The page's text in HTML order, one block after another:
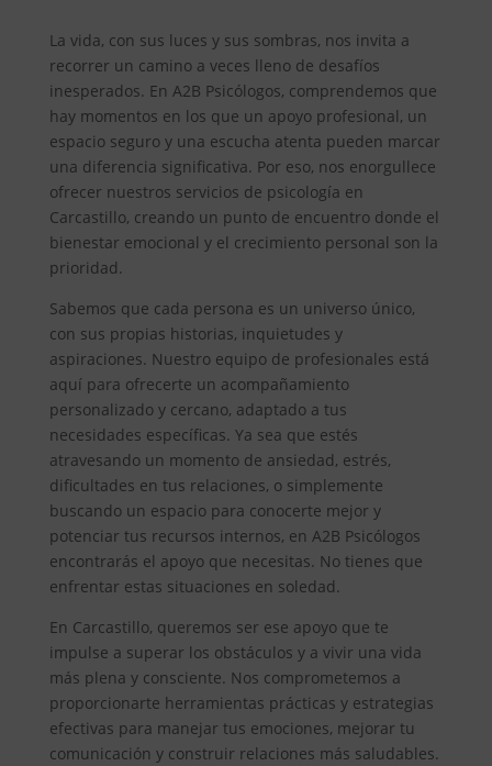
La vida, con sus luces y sus sombras, nos invita a
recorrer un camino a veces lleno de desafíos
inesperados. En A2B Psicólogos, comprendemos que
hay momentos en los que un apoyo profesional, un
espacio seguro y una escucha atenta pueden marcar
una diferencia significativa. Por eso, nos enorgullece
ofrecer nuestros servicios de psicología en
Carcastillo, creando un punto de encuentro donde el
bienestar emocional y el crecimiento personal son la
prioridad.
Sabemos que cada persona es un universo único,
con sus propias historias, inquietudes y
aspiraciones. Nuestro equipo de profesionales está
aquí para ofrecerte un acompañamiento
personalizado y cercano, adaptado a tus
necesidades específicas. Ya sea que estés
atravesando un momento de ansiedad, estrés,
dificultades en tus relaciones, o simplemente
buscando un espacio para conocerte mejor y
potenciar tus recursos internos, en A2B Psicólogos
encontrarás el apoyo que necesitas. No tienes que
enfrentar estas situaciones en soledad.
En Carcastillo, queremos ser ese apoyo que te
impulse a superar los obstáculos y a vivir una vida
más plena y consciente. Nos comprometemos a
proporcionarte herramientas prácticas y estrategias
efectivas para manejar tus emociones, mejorar tu
comunicación y construir relaciones más saludables.